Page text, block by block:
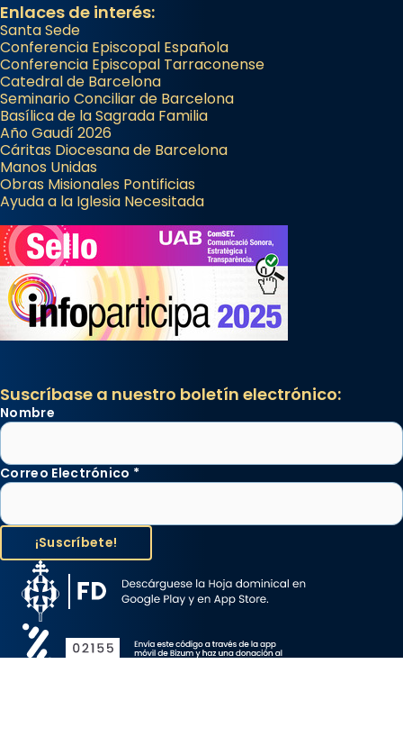
Enlaces de interés:
Santa Sede
Conferencia Episcopal Española
Conferencia Episcopal Tarraconense
Catedral de Barcelona
Seminario Conciliar de Barcelona
Basílica de la Sagrada Familia
Año Gaudí 2026
Cáritas Diocesana de Barcelona
Manos Unidas
Obras Misionales Pontificias
Ayuda a la Iglesia Necesitada
Suscríbase a nuestro boletín electrónico:
Nombre
Correo Electrónico *